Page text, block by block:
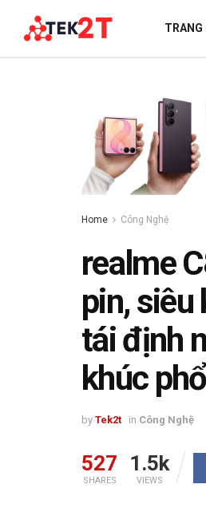
TRANG
Home Công Nghệ
realme
pin, siêu
tái định
khúc
by Tek2t in Công Nghệ
527
SHARES
1.5k
VIEWS